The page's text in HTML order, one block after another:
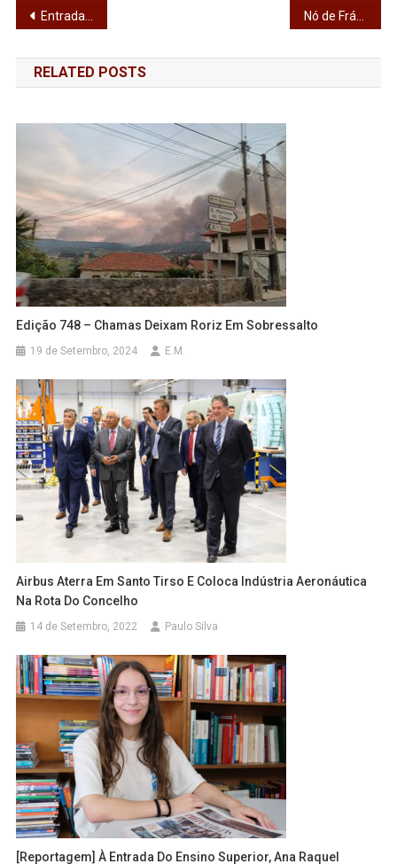
Navegação
de
artigos
Entrada e saída de Santo Tirso por Frádegas será cortada a 18 de junho Nó de Frádegas cortado a partir de hoje
RELATED POSTS
Edição 748 – Chamas Deixam Roriz Em Sobressalto
19 de Setembro, 2024 E.M.
Airbus Aterra Em Santo Tirso E Coloca Indústria Aeronáutica
Na Rota Do Concelho
14 de Setembro, 2022 Paulo Silva
[Reportagem] À Entrada Do Ensino Superior, Ana Raquel